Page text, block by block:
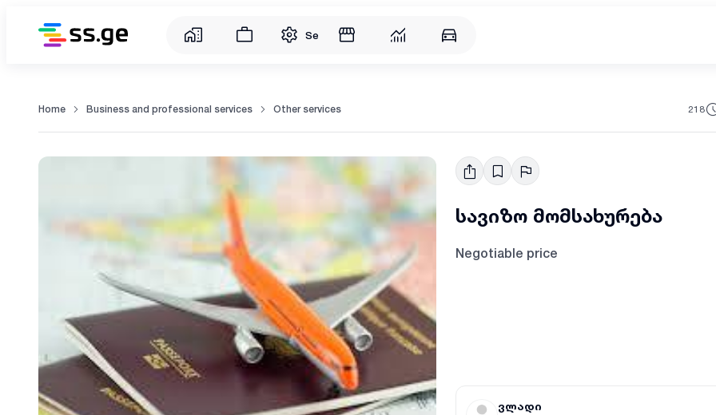
Service
Home Business and professional services Other services 218
სავიზო მომსახურება
Negotiable price
ვლადი